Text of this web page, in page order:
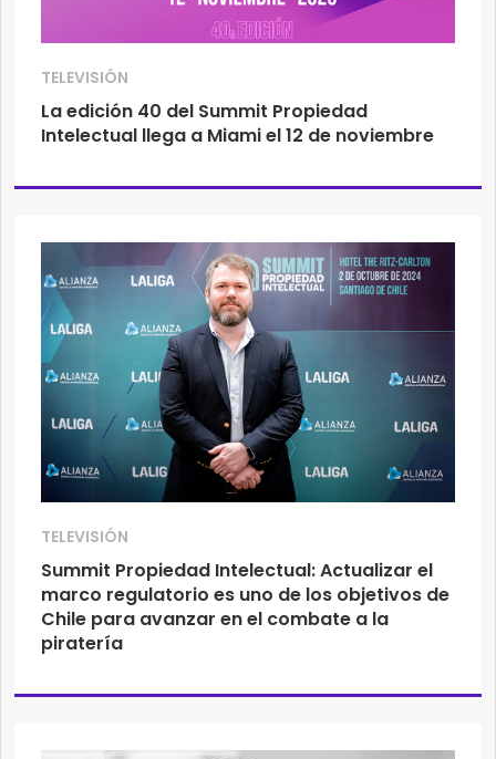
TELEVISIÓN
La edición 40 del Summit Propiedad
Intelectual llega a Miami el 12 de noviembre
TELEVISIÓN
Summit Propiedad Intelectual: Actualizar el
marco regulatorio es uno de los objetivos de
Chile para avanzar en el combate a la
piratería